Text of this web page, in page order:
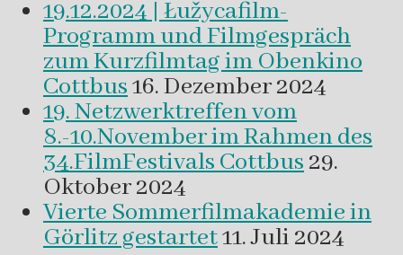
19.12.2024 | Łužycafilm-
Programm und Filmgespräch
zum Kurzfilmtag im Obenkino
Cottbus16. Dezember 2024
19. Netzwerktreffen vom
8.-10.November im Rahmen des
34.FilmFestivals Cottbus29.
Oktober 2024
Vierte Sommerfilmakademie in
Görlitz gestartet11. Juli 2024